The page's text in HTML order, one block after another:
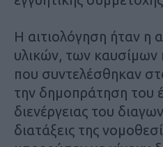
Η αιτιολόγηση ήταν η
υλικών, των καυσίμων
που συντελέσθηκαν
την δημοπράτηση του
διενέργειας του
διατάξεις της